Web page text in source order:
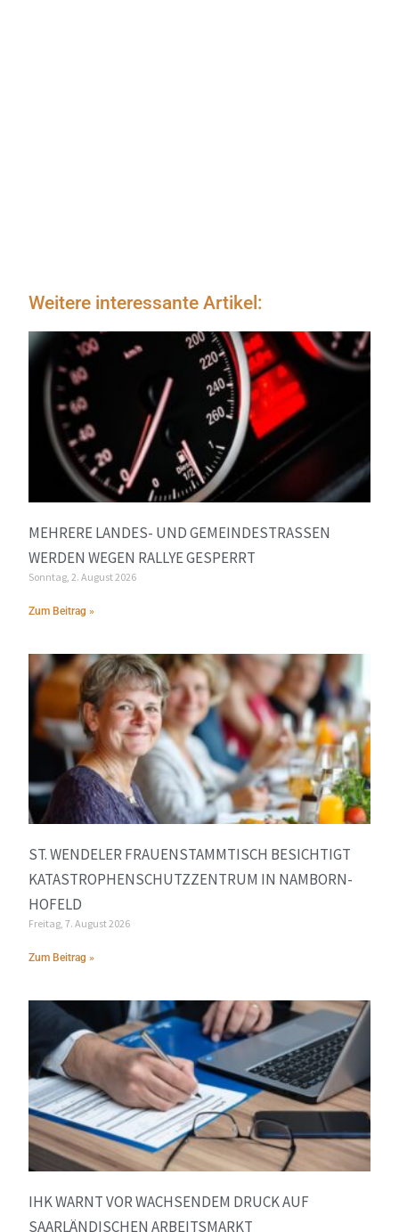
Weitere interessante Artikel:
MEHRERE LANDES- UND GEMEINDESTRASSEN W
ERDEN WEGEN RALLYE GESPERRT
Sonntag, 2. August 2026
Zum Beitrag »
ST. WENDELER FRAUENSTAMMTISCH BESICHTIGT
KATASTROPHENSCHUTZZENTRUM IN NAMBORN-
HOFELD
Freitag, 7. August 2026
Zum Beitrag »
IHK WARNT VOR WACHSENDEM DRUCK AUF
SAARLÄNDISCHEN ARBEITSMARKT